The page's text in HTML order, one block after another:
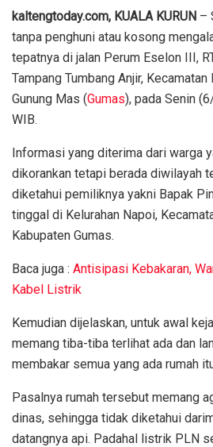
kaltengtoday.com, KUALA KURUN –
tanpa penghuni atau kosong
tepatnya di jalan Perum Eselon III,
Tampang Tumbang Anjir, Kecamatan
Gunung Mas (Gumas), pada Senin
WIB.
Informasi yang diterima dari warga
dikorankan tetapi berada diwilayah
diketahui pemiliknya yakni Bapak
tinggal di Kelurahan Napoi,
Kabupaten Gumas.
Baca juga : Antisipasi Kebakaran,
Kabel Listrik
Kemudian dijelaskan, untuk awal
memang tiba-tiba terlihat ada dan
membakar semua yang ada rumah
Pasalnya rumah tersebut memang
dinas, sehingga tidak diketahui
datangnya api. Padahal listrik PLN